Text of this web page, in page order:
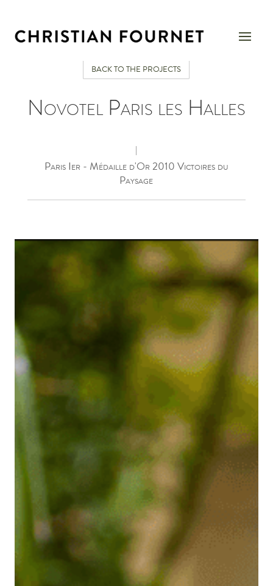
BACK TO THE PROJECTS
Novotel Paris les Halles
|
Paris Ier - Médaille d'Or 2010 Victoires du
Paysage